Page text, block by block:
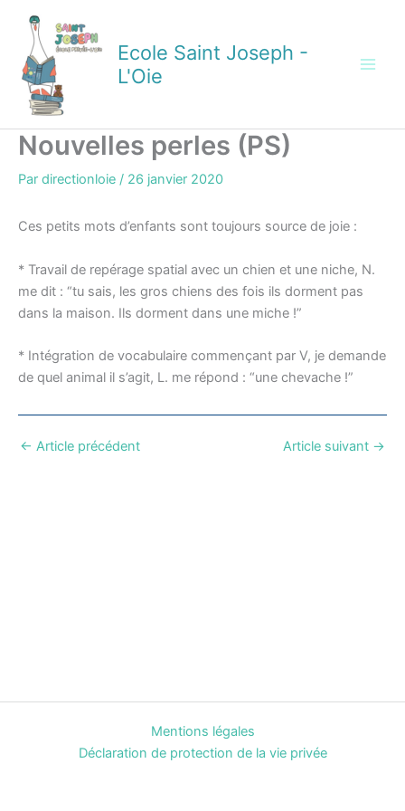
contenu
Ecole Saint Joseph -
L'Oie
Nouvelles perles (PS)
Par directionloie / 26 janvier 2020
Ces petits mots d’enfants sont toujours source de joie :
* Travail de repérage spatial avec un chien et une niche, N.
me dit : “tu sais, les gros chiens des fois ils dorment pas
dans la maison. Ils dorment dans une miche !”
* Intégration de vocabulaire commençant par V, je demande
de quel animal il s’agit, L. me répond : “une chevache !”
← Article précédent Article suivant →
Mentions légales
Déclaration de protection de la vie privée